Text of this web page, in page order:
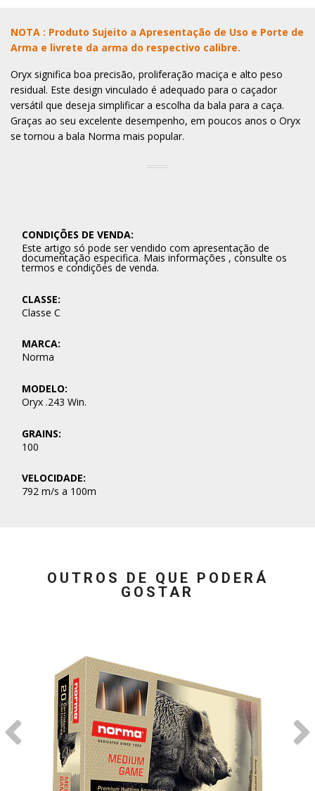
NOTA : Produto Sujeito a Apresentação de Uso e Porte de
Arma e livrete da arma do respectivo calibre.
Oryx significa boa precisão, proliferação maciça e alto peso
residual. Este design vinculado é adequado para o caçador
versátil que deseja simplificar a escolha da bala para a caça.
Graças ao seu excelente desempenho, em poucos anos o Oryx
se tornou a bala Norma mais popular.
CONDIÇÕES DE VENDA:
Este artigo só pode ser vendido com apresentação de
documentação especifica. Mais informações , consulte os
termos e condições de venda.
CLASSE:
Classe C
MARCA:
Norma
MODELO:
Oryx .243 Win.
GRAINS:
100
VELOCIDADE:
792 m/s a 100m
OUTROS DE QUE PODERÁ
GOSTAR